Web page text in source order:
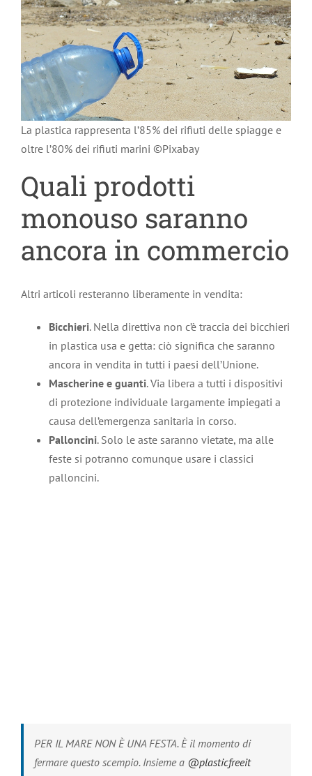
La plastica rappresenta l’85% dei rifiuti delle spiagge e
oltre l’80% dei rifiuti marini ©Pixabay
Quali prodotti
monouso saranno
ancora in commercio
Altri articoli resteranno liberamente in vendita:
Bicchieri. Nella direttiva non c’è traccia dei bicchieri
in plastica usa e getta: ciò significa che saranno
ancora in vendita in tutti i paesi dell’Unione.
Mascherine e guanti. Via libera a tutti i dispositivi
di protezione individuale largamente impiegati a
causa dell’emergenza sanitaria in corso.
Palloncini. Solo le aste saranno vietate, ma alle
feste si potranno comunque usare i classici
palloncini.
PER IL MARE NON È UNA FESTA. È il momento di
fermare questo scempio. Insieme a @plasticfreeit